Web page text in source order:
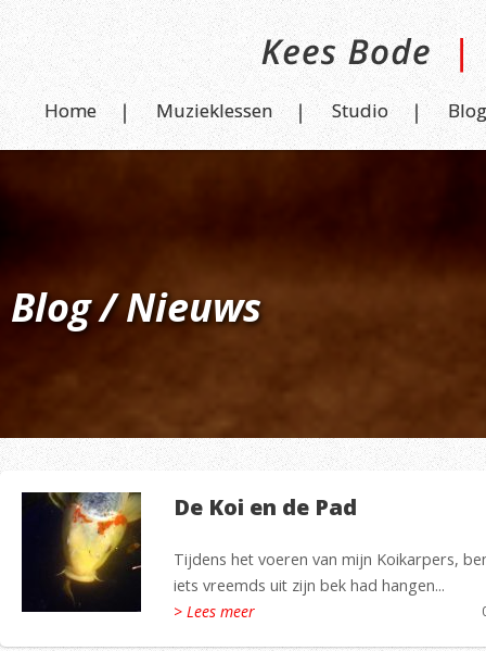
Home Muzieklessen Studio Blog
Blog / Nieuws
De Koi en de Pad
Tijdens het voeren van mijn Koikarpers,
iets vreemds uit zijn bek had hangen...
> Lees meer